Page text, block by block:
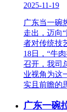
2025-11-19
广东当一碗
走出，迈向
者对传统技
18日，“牛
召开，我司
业视角为这
实且前瞻的
广东一碗